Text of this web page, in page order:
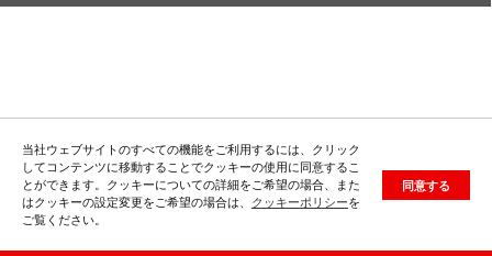
当社ウェブサイトのすべての機能をご利用するには、クリック
してコンテンツに移動することでクッキーの使用に同意するこ
とができます。クッキーについての詳細をご希望の場合、また
はクッキーの設定変更をご希望の場合は、 クッキーポリシーを
ご覧ください。
同意する